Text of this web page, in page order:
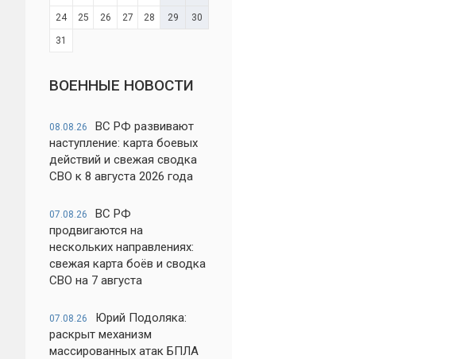
24 25 26 27 28 29 30
31
ВОЕННЫЕ НОВОСТИ
08.08.26
ВС РФ развивают
наступление: карта боевых
действий и свежая сводка
СВО к 8 августа 2026 года
07.08.26
ВС РФ
продвигаются на
нескольких направлениях:
свежая карта боёв и сводка
СВО на 7 августа
07.08.26
Юрий Подоляка:
раскрыт механизм
массированных атак БПЛА